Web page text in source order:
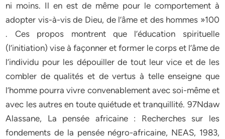
ni moins. Il en est de même pour le comportement à
adopter vis-à-vis de Dieu, de l’âme et des hommes »100
. Ces propos montrent que l’éducation spirituelle
(l’initiation) vise à façonner et former le corps et l’âme de
l’individu pour les dépouiller de tout leur vice et de les
combler de qualités et de vertus à telle enseigne que
l’homme pourra vivre convenablement avec soi-même et
avec les autres en toute quiétude et tranquillité. 97Ndaw
Alassane, La pensée africaine : Recherches sur les
fondements de la pensée négro-africaine, NEAS, 1983,